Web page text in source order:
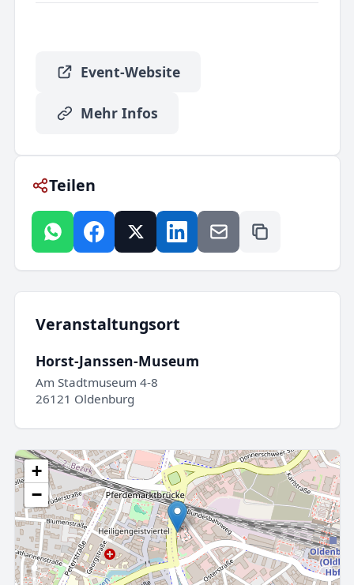
Event-Website
Mehr Infos
Teilen
Veranstaltungsort
Horst-Janssen-Museum
Am Stadtmuseum 4-8
26121 Oldenburg
+
−